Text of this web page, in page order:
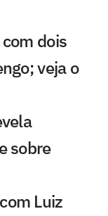
dois
veja o
sobre
Luiz